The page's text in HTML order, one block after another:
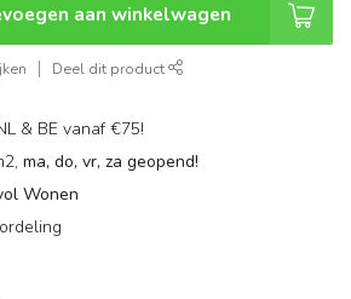
aan winkelwagen
Deel dit product
& BE vanaf €75!
ma, do, vr, za geopend!
Wonen